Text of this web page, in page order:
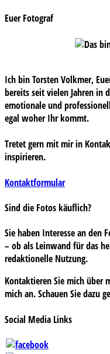
Euer Fotograf
Ich bin Torsten Volkmer,
bereits seit vielen Jahren in
emotionale und
egal woher Ihr kommt.
Tretet gern mit mir in
inspirieren.
Kontaktformular
Sind die Fotos käuflich?
Sie haben Interesse an den
– ob als Leinwand für das
redaktionelle Nutzung.
Kontaktieren Sie mich über
mich an. Schauen Sie dazu
Social Media Links